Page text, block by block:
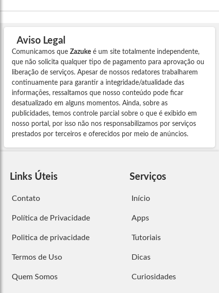
Aviso Legal
Comunicamos que Zazuke é um site totalmente independente,
que não solicita qualquer tipo de pagamento para aprovação ou
liberação de serviços. Apesar de nossos redatores trabalharem
continuamente para garantir a integridade/atualidade das
informações, ressaltamos que nosso conteúdo pode ficar
desatualizado em alguns momentos. Ainda, sobre as
publicidades, temos controle parcial sobre o que é exibido em
nosso portal, por isso não nos responsabilizamos por serviços
prestados por terceiros e oferecidos por meio de anúncios.
Links Úteis
Contato
Política de Privacidade
Politica de privacidade
Termos de Uso
Quem Somos
Serviços
Início
Apps
Tutoriais
Dicas
Curiosidades